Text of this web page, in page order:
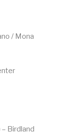
/ Mona
Birdland